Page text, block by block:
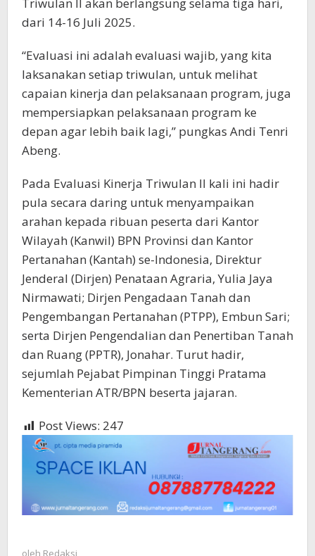
dari 14-16 Juli 2025.
“Evaluasi ini adalah evaluasi wajib, yang kita
laksanakan setiap triwulan, untuk melihat
capaian kinerja dan pelaksanaan program, juga
mempersiapkan pelaksanaan program ke
depan agar lebih baik lagi,” pungkas Andi Tenri
Abeng.
Pada Evaluasi Kinerja Triwulan II kali ini hadir
pula secara daring untuk menyampaikan
arahan kepada ribuan peserta dari Kantor
Wilayah (Kanwil) BPN Provinsi dan Kantor
Pertanahan (Kantah) se-Indonesia, Direktur
Jenderal (Dirjen) Penataan Agraria, Yulia Jaya
Nirmawati; Dirjen Pengadaan Tanah dan
Pengembangan Pertanahan (PTPP), Embun Sari;
serta Dirjen Pengendalian dan Penertiban Tanah
dan Ruang (PPTR), Jonahar. Turut hadir,
sejumlah Pejabat Pimpinan Tinggi Pratama
Kementerian ATR/BPN beserta jajaran.
Post Views: 247